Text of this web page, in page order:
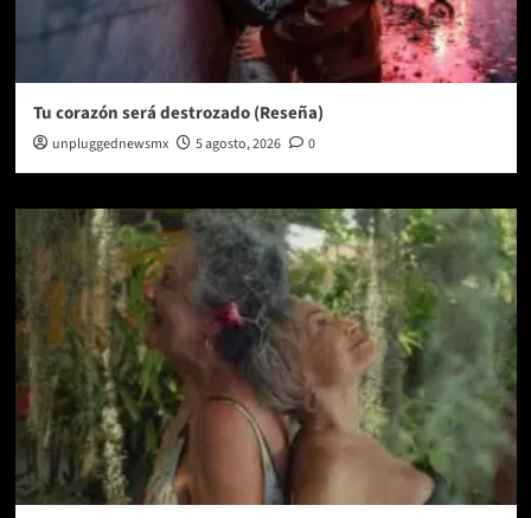
Tu corazón será destrozado (Reseña)
unpluggednewsmx 5 agosto, 2026 0